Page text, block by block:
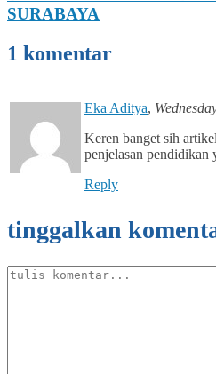
SURABAYA
1 komentar
Eka Aditya,
Keren banget sih
penjelasan pendidikan
Reply
tinggalkan